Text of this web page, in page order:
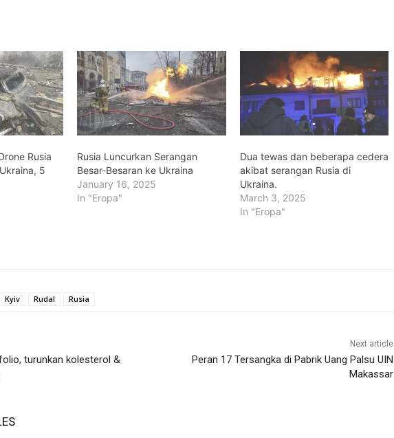
Rusia
5
Rusia Luncurkan Serangan
Besar-Besaran ke Ukraina
January 16, 2025
In "Eropa"
Dua tewas dan beberapa cedera
akibat serangan Rusia di
Ukraina.
March 3, 2025
In "Eropa"
Kyiv Rudal Rusia
turunkan kolesterol &
Next article
Peran 17 Tersangka di Pabrik Uang Palsu UIN
Makassar